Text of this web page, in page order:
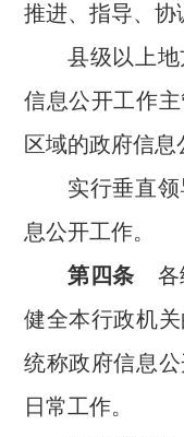
推进、指导、协
县级以上
信息公开工作
区域的政府信息
实行垂直
息公开工作。
第四条 各
健全本行政机
统称政府信息
日常工作。